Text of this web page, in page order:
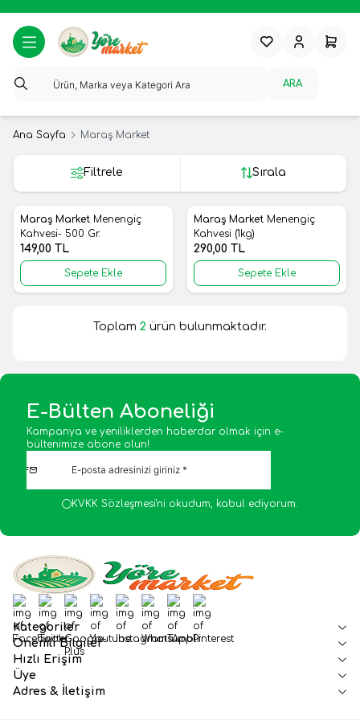
ARA
FavorilerimHesabım
Ana Sayfa Maraş Market
Filtrele Sırala
Yeni
Favorilere Ekle
Maraş Market Menengiç
Kahvesi- 500 Gr.
149,00 TL
Sepete Ekle
Yeni
Favorilere Ekle
Maraş Market Menengiç
Kahvesi (1kg)
290,00 TL
Sepete Ekle
Toplam 2 ürün bulunmaktadır.
E-Bülten Aboneliği
Kampanya ve yeniliklerden haberdar olmak için e-
bültenimize abone olun!
KVKK Sözleşmesi'niokudum, kabul ediyorum.
Facebook
TwitterGoogle-Plus
YoutubeInstagram
WhatsApp
TumblrPinterest
Kategoriler
Önemli Bilgiler
Hızlı Erişim
Üye
Adres & İletişim